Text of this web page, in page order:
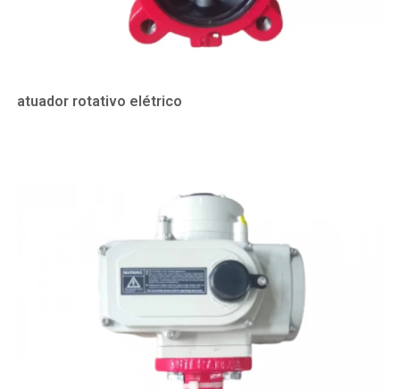
atuador rotativo elétrico